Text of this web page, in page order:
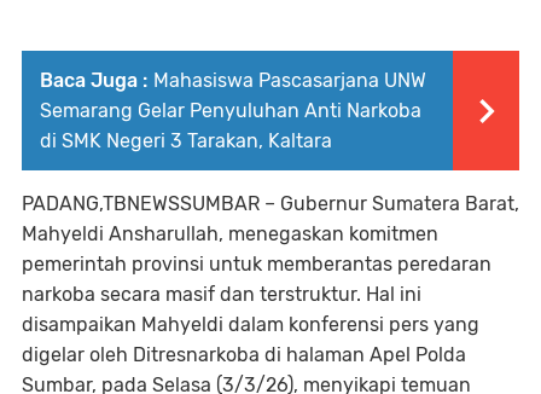
Baca Juga : Mahasiswa Pascasarjana UNW
Semarang Gelar Penyuluhan Anti Narkoba
di SMK Negeri 3 Tarakan, Kaltara
PADANG,TBNEWSSUMBAR – Gubernur Sumatera Barat,
Mahyeldi Ansharullah, menegaskan komitmen
pemerintah provinsi untuk memberantas peredaran
narkoba secara masif dan terstruktur. Hal ini
disampaikan Mahyeldi dalam konferensi pers yang
digelar oleh Ditresnarkoba di halaman Apel Polda
Sumbar, pada Selasa (3/3/26), menyikapi temuan